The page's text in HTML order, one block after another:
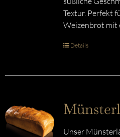
Textur. Perfekt
Weizenbrot mit
Details
Unser